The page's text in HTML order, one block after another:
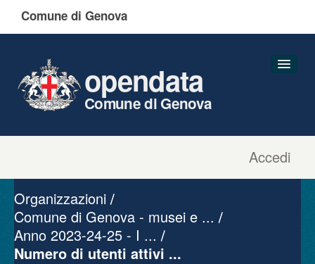
Comune di Genova
Accedi
opendata
Comune di Genova
Gruppi
Informazioni
Organizzazioni
Comune di Genova - musei e ...
Anno 2023-24-25 - I ...
Numero di utenti attivi ...